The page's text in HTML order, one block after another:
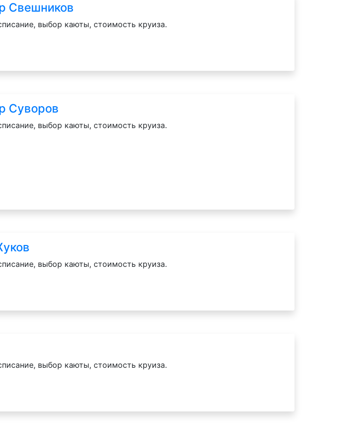
Свешников
выбор каюты, стоимость круиза.
Суворов
выбор каюты, стоимость круиза.
выбор каюты, стоимость круиза.
выбор каюты, стоимость круиза.